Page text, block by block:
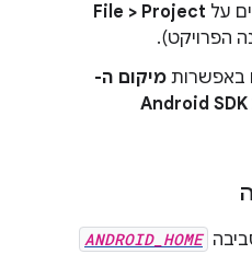
File > Project
הפרויקט).
באפשרות מיקום ה-
Android SDK
ANDROID_HOME